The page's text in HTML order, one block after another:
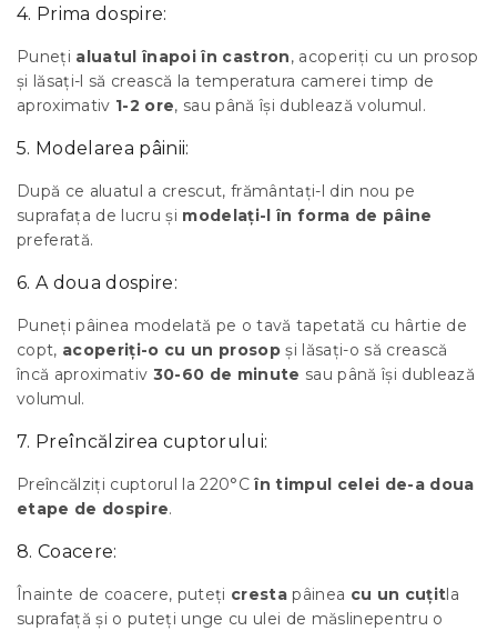
4. Prima dospire:
Puneți aluatul înapoi în castron, acoperiți cu un prosop
și lăsați-l să crească la temperatura camerei timp de
aproximativ 1-2 ore, sau până își dublează volumul.
5. Modelarea pâinii:
După ce aluatul a crescut, frământați-l din nou pe
suprafața de lucru și modelați-l în forma de pâine
preferată.
6. A doua dospire:
Puneți pâinea modelată pe o tavă tapetată cu hârtie de
copt, acoperiți-o cu un prosop și lăsați-o să crească
încă aproximativ 30-60 de minute sau până își dublează
volumul.
7. Preîncălzirea cuptorului:
Preîncălziți cuptorul la 220°Cîn timpul celei de-a doua
etape de dospire.
8. Coacere:
Înainte de coacere, puteți cresta pâinea cu un cuțitla
suprafață și o puteți unge cu ulei de măslinepentru o